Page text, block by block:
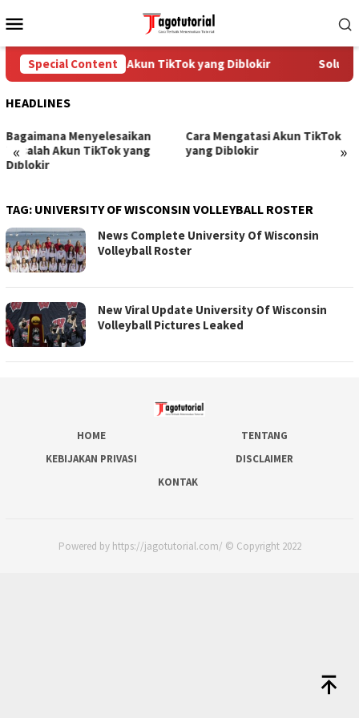
to
Menu
Special Content
Cara Mengatasi Akun TikTok yang Diblokir Solusi
HEADLINES
« »
Bagaimana Menyelesaikan
Masalah Akun TikTok yang
Diblokir
Cara Mengatasi Akun TikTok
yang Diblokir
TAG: UNIVERSITY OF WISCONSIN VOLLEYBALL ROSTER
News Complete University Of Wisconsin
Volleyball Roster
New Viral Update University Of Wisconsin
Volleyball Pictures Leaked
HOME
TENTANG
KEBIJAKAN PRIVASI
DISCLAIMER
KONTAK
Powered by https://jagotutorial.com/ © Copyright 2022